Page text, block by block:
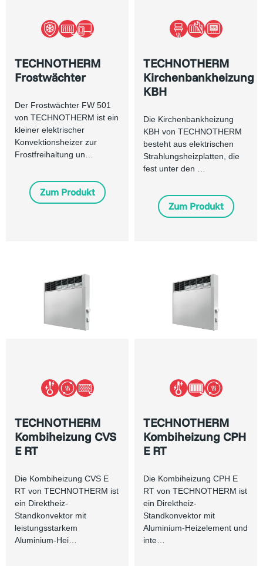
TECHNOTHERM
Frostwächter
Der Frostwächter FW 501
von TECHNOTHERM ist ein
kleiner elektrischer
Konvektionsheizer zur
Frostfreihaltung un…
Zum Produkt
TECHNOTHERM
Kirchenbankheizung
KBH
Die Kirchenbankheizung
KBH von TECHNOTHERM
besteht aus elektrischen
Strahlungsheizplatten, die
fest unter den …
Zum Produkt
TECHNOTHERM
Kombiheizung CVS
E RT
Die Kombiheizung CVS E
RT von TECHNOTHERM ist
ein Direktheiz-
Standkonvektor mit
leistungsstarkem
Aluminium-Hei…
TECHNOTHERM
Kombiheizung CPH
E RT
Die Kombiheizung CPH E
RT von TECHNOTHERM ist
ein Direktheiz-
Standkonvektor mit
Aluminium-Heizelement und
inte…